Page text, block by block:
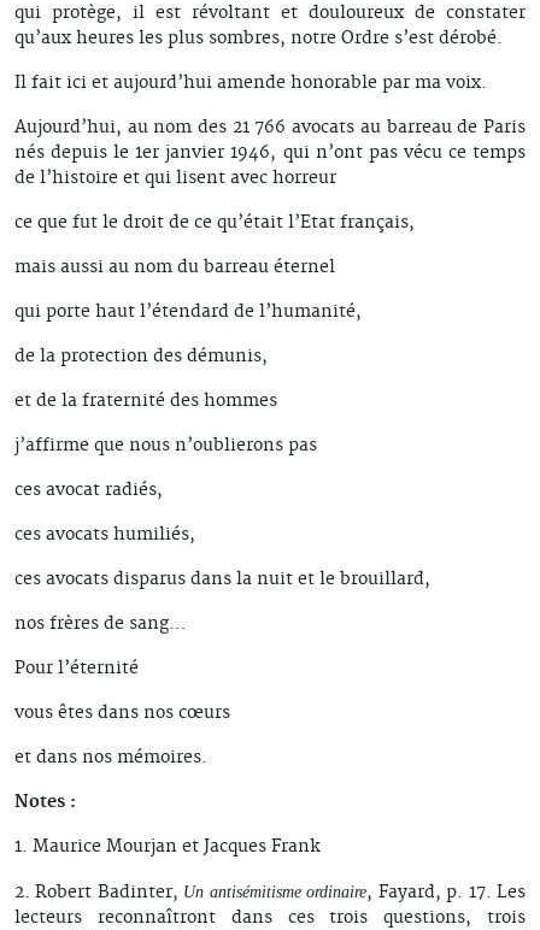
qui protège, il est révoltant et douloureux de constater
qu’aux heures les plus sombres, notre Ordre s’est dérobé.
Il fait ici et aujourd’hui amende honorable par ma voix.
Aujourd’hui, au nom des 21 766 avocats au barreau de Paris
nés depuis le 1er janvier 1946, qui n’ont pas vécu ce temps
de l’histoire et qui lisent avec horreur
ce que fut le droit de ce qu’était l’Etat français,
mais aussi au nom du barreau éternel
qui porte haut l’étendard de l’humanité,
de la protection des démunis,
et de la fraternité des hommes
j’affirme que nous n’oublierons pas
ces avocat radiés,
ces avocats humiliés,
ces avocats disparus dans la nuit et le brouillard,
nos frères de sang…
Pour l’éternité
vous êtes dans nos cœurs
et dans nos mémoires.
Notes :
1. Maurice Mourjan et Jacques Frank
2. Robert Badinter, Un antisémitisme ordinaire, Fayard, p. 17. Les
lecteurs reconnaîtront dans ces trois questions, trois